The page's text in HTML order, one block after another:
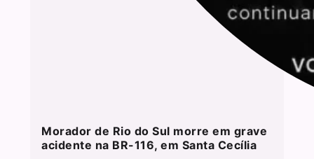
Morador de Rio do Sul morre em grave
acidente na BR-116, em Santa Cecília